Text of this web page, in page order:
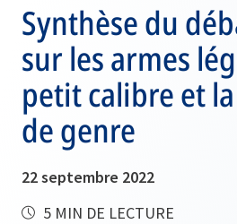
Synthèse du
sur les armes
petit calibre et
de genre
22 septembre 2022
5 MIN DE LECTURE